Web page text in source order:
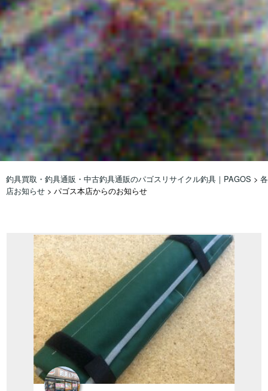
釣具買取・釣具通販・中古釣具通販のパゴスリサイクル釣具｜PAGOS > 各
店お知らせ > パゴス本店からのお知らせ